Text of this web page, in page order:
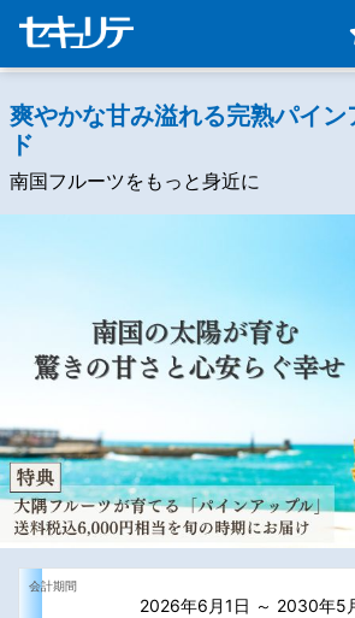
爽やかな甘み溢れる完熟パイン
ド
南国フルーツをもっと身近に
会計期間
2026年6月1日 ～ 2030年5